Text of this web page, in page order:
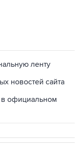
ленту
новостей сайта
в официальном